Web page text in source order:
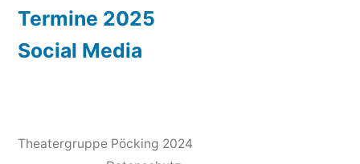
Termine 2025
Social Media
Theatergruppe Pöcking 2024